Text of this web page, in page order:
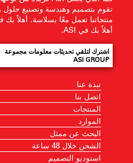
تقوم بتصميم وهندسة وتصنيع حلول
منتجاتنا تعمل معًا بسلاسة. أهلاً بك
أهلاً بك في ASI.
اشترك لتلقي تحديثات معلومات مجموعة
ASI GROUP
نبذة عنا
اتصل بنا
المنتجات
الموارد
البحث عن ممثل
الشحن خلال 48 ساعة
استوديو التصميم